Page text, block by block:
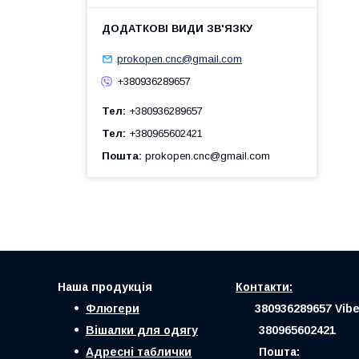
prokopen.cnc@gmail.com
+380936289657
Тел
+380936289657
Тел
+380965602421
Пошта prokopen.cnc@gmail.com
Наша продукція
Контакти:
Флюгери 380936289657
Вішалки для одягу 380965602421
Адресні таблички
Пошта: